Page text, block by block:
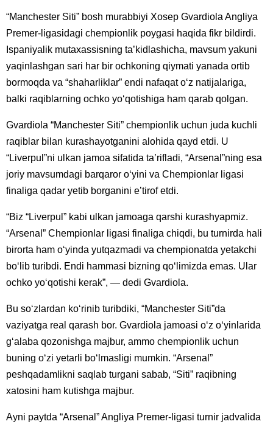
“Manchester Siti” bosh murabbiyi Xosep Gvardiola Angliya
Premer-ligasidagi chempionlik poygasi haqida fikr bildirdi.
Ispaniyalik mutaxassisning ta’kidlashicha, mavsum yakuni
yaqinlashgan sari har bir ochkoning qiymati yanada ortib
bormoqda va “shaharliklar” endi nafaqat o‘z natijalariga,
balki raqiblarning ochko yo‘qotishiga ham qarab qolgan.
Gvardiola “Manchester Siti” chempionlik uchun juda kuchli
raqiblar bilan kurashayotganini alohida qayd etdi. U
“Liverpul”ni ulkan jamoa sifatida ta’rifladi, “Arsenal”ning esa
joriy mavsumdagi barqaror o‘yini va Chempionlar ligasi
finaliga qadar yetib borganini e’tirof etdi.
“Biz “Liverpul” kabi ulkan jamoaga qarshi kurashyapmiz.
“Arsenal” Chempionlar ligasi finaliga chiqdi, bu turnirda hali
birorta ham o‘yinda yutqazmadi va chempionatda yetakchi
bo‘lib turibdi. Endi hammasi bizning qo‘limizda emas. Ular
ochko yo‘qotishi kerak”, — dedi Gvardiola.
Bu so‘zlardan ko‘rinib turibdiki, “Manchester Siti”da
vaziyatga real qarash bor. Gvardiola jamoasi o‘z o‘yinlarida
g‘alaba qozonishga majbur, ammo chempionlik uchun
buning o‘zi yetarli bo‘lmasligi mumkin. “Arsenal”
peshqadamlikni saqlab turgani sabab, “Siti” raqibning
xatosini ham kutishga majbur.
Ayni paytda “Arsenal” Angliya Premer-ligasi turnir jadvalida